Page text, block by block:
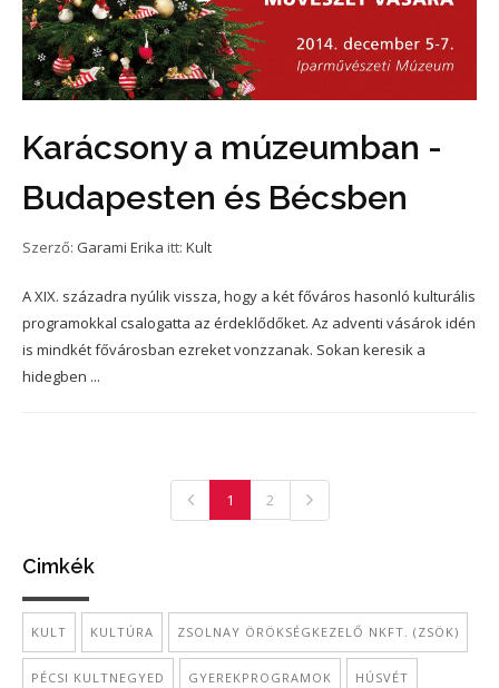
Karácsony a múzeumban -
Budapesten és Bécsben
Szerző: Garami Erika itt: Kult
A XIX. századra nyúlik vissza, hogy a két főváros hasonló kulturális
programokkal csalogatta az érdeklődőket. Az adventi vásárok idén
is mindkét fővárosban ezreket vonzzanak. Sokan keresik a
hidegben ...
1 2
Cimkék
KULT KULTÚRA ZSOLNAY ÖRÖKSÉGKEZELŐ NKFT. (ZSÖK)
PÉCSI KULTNEGYED GYEREKPROGRAMOK HÚSVÉT